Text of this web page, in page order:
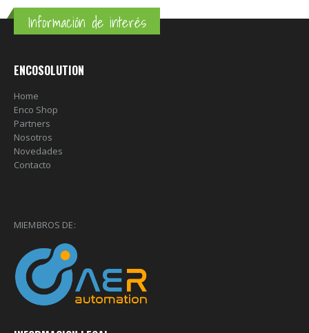
Información de interés
ENCOSOLUTION
Home
Enco Shop
Partners
Nosotros
Novedades
Contacto
MIEMBROS DE: